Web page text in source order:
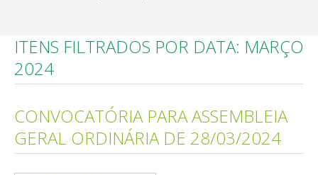
ITENS FILTRADOS POR DATA: MARÇO
2024
CONVOCATÓRIA PARA ASSEMBLEIA
GERAL ORDINÁRIA DE 28/03/2024